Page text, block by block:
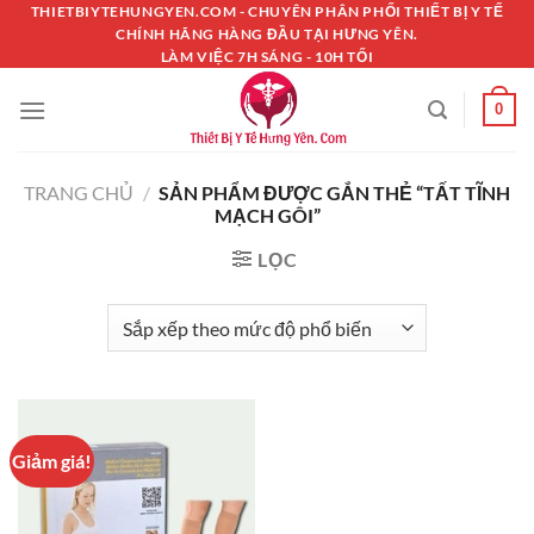
Chuyển
nội
dung
THIETBIYTEHUNGYEN.COM - CHUYÊN PHÂN PHỐI THIẾT BỊ Y TẾ
CHÍNH HÃNG HÀNG ĐẦU TẠI HƯNG YÊN.
LÀM VIỆC 7H SÁNG - 10H TỐI
0
TRANG CHỦ / SẢN PHẨM ĐƯỢC GẮN THẺ “TẤT TĨNH
MẠCH GÔI”
LỌC
Giảm giá!